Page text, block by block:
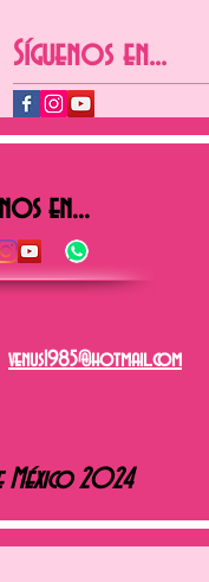
Síguenos en...
en...
venus1985@hotmail.com
México 2024